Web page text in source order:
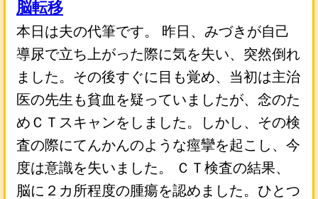
脳転移
本日は夫の代筆です。 昨日、みづきが自己
導尿で立ち上がった際に気を失い、突然倒れ
ました。その後すぐに目も覚め、当初は主治
医の先生も貧血を疑っていましたが、念のた
めＣＴスキャンをしました。しかし、その検
査の際にてんかんのような痙攣を起こし、今
度は意識を失いました。 ＣＴ検査の結果、
脳に２カ所程度の腫瘍を認めました。ひとつ